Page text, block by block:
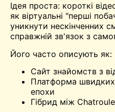
Ідея проста: короткі
як віртуальні "перші
уникнути нескінченних
справжній зв'язок з
Його часто описують як:
Сайт знайомств з
Платформа
епохи
Гібрид між